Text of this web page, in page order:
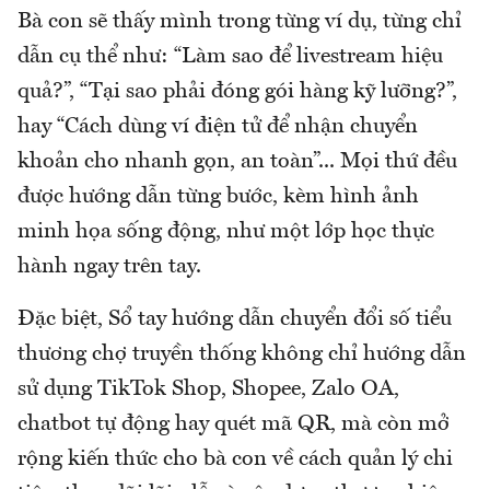
Bà con sẽ thấy mình trong từng ví dụ, từng chỉ
dẫn cụ thể như: “Làm sao để livestream hiệu
quả?”, “Tại sao phải đóng gói hàng kỹ lưỡng?”,
hay “Cách dùng ví điện tử để nhận chuyển
khoản cho nhanh gọn, an toàn”... Mọi thứ đều
được hướng dẫn từng bước, kèm hình ảnh
minh họa sống động, như một lớp học thực
hành ngay trên tay.
Đặc biệt, Sổ tay hướng dẫn chuyển đổi số tiểu
thương chợ truyền thống không chỉ hướng dẫn
sử dụng TikTok Shop, Shopee, Zalo OA,
chatbot tự động hay quét mã QR, mà còn mở
rộng kiến thức cho bà con về cách quản lý chi